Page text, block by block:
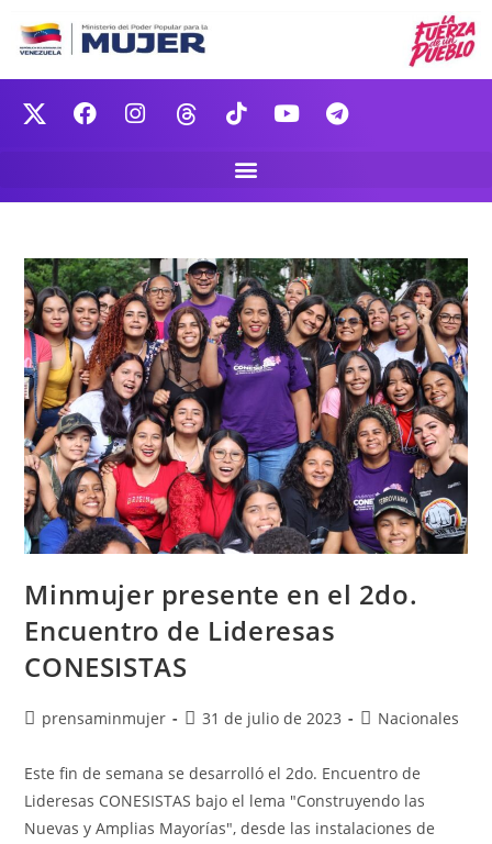
Minmujer presente en el 2do.
Encuentro de Lideresas
CONESISTAS
prensaminmujer 31 de julio de 2023 Nacionales
Este fin de semana se desarrolló el 2do. Encuentro de
Lideresas CONESISTAS bajo el lema "Construyendo las
Nuevas y Amplias Mayorías", desde las instalaciones de